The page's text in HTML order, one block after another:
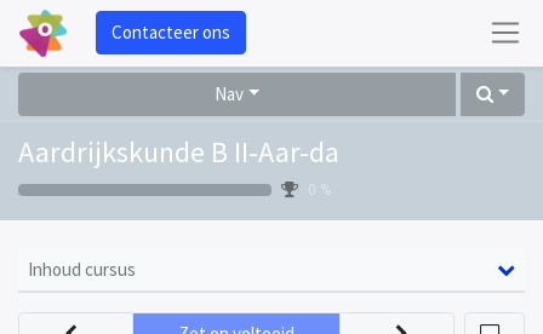
Contacteer ons
Nav
Aardrijkskunde B II-Aar-da
0 %
Inhoud cursus